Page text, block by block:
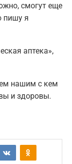
смогут еще
пишу я
аптека»,
нашим с кем
и здоровы.